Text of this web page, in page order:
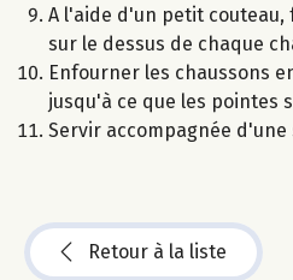
A l'aide d'un petit
sur le dessus de chaque
Enfourner les chaussons
jusqu'à ce que les pointes
Servir accompagnée d'une
Retour à la liste